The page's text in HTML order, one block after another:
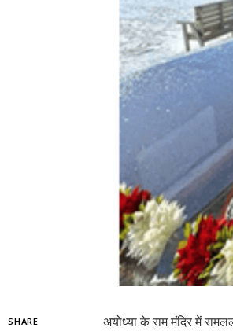
SHARE अयोध्या के राम मंदिर में